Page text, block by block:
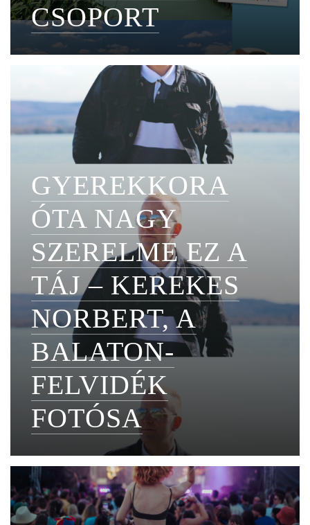
CSOPORT
GYEREKKORA
ÓTA NAGY
SZERELME EZ A
TÁJ – KEREKES
NORBERT, A
BALATON-
FELVIDÉK
FOTÓSA